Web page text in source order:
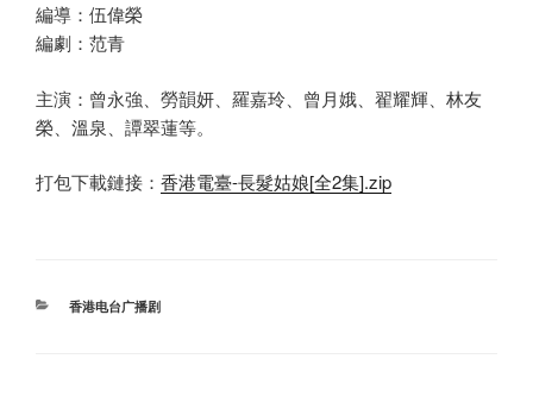
編導：伍偉榮
編劇：范青
主演：曾永強、勞韻妍、羅嘉玲、曾月娥、翟耀輝、林友
榮、溫泉、譚翠蓮等。
打包下載鏈接： 香港電臺-長髮姑娘[全2集].zip
分
香港电台广播剧